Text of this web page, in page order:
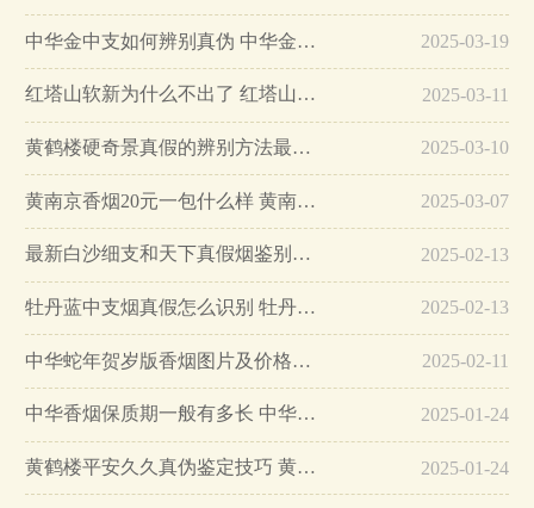
中华金中支如何辨别真伪 中华金中支真假烟鉴别方法… 2025-03-19
红塔山软新为什么不出了 红塔山软新烟停售原因详解… 2025-03-11
黄鹤楼硬奇景真假的辨别方法最简单版… 2025-03-10
黄南京香烟20元一包什么样 黄南京香烟真假鉴别… 2025-03-07
最新白沙细支和天下真假烟鉴别指南… 2025-02-13
牡丹蓝中支烟真假怎么识别 牡丹蓝中支烟真假鉴别带图… 2025-02-13
中华蛇年贺岁版香烟图片及价格大全… 2025-02-11
中华香烟保质期一般有多长 中华香烟保质期在哪里看的… 2025-01-24
黄鹤楼平安久久真伪鉴定技巧 黄鹤楼平安久久二维码在哪里… 2025-01-24